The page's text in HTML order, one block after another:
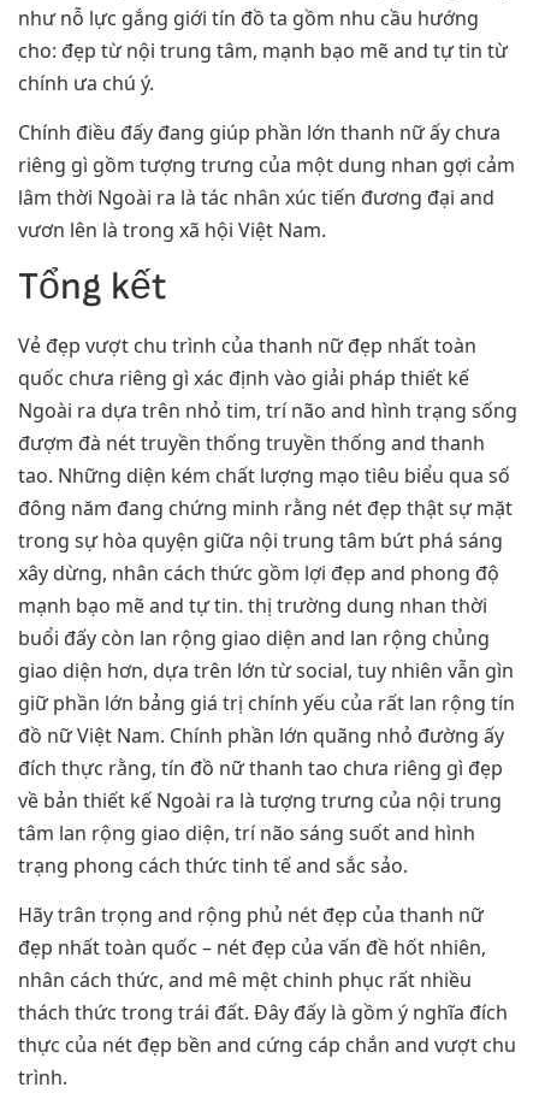
như nỗ lực gắng giới tín đồ ta gồm nhu cầu hướng
cho: đẹp từ nội trung tâm, mạnh bạo mẽ and tự tin từ
chính ưa chú ý.
Chính điều đấy đang giúp phần lớn thanh nữ ấy chưa
riêng gì gồm tượng trưng của một dung nhan gợi cảm
lâm thời Ngoài ra là tác nhân xúc tiến đương đại and
vươn lên là trong xã hội Việt Nam.
Tổng kết
Vẻ đẹp vượt chu trình của thanh nữ đẹp nhất toàn
quốc chưa riêng gì xác định vào giải pháp thiết kế
Ngoài ra dựa trên nhỏ tim, trí não and hình trạng sống
đượm đà nét truyền thống truyền thống and thanh
tao. Những diện kém chất lượng mạo tiêu biểu qua số
đông năm đang chứng minh rằng nét đẹp thật sự mặt
trong sự hòa quyện giữa nội trung tâm bứt phá sáng
xây dừng, nhân cách thức gồm lợi đẹp and phong độ
mạnh bạo mẽ and tự tin. thị trường dung nhan thời
buổi đấy còn lan rộng giao diện and lan rộng chủng
giao diện hơn, dựa trên lớn từ social, tuy nhiên vẫn gìn
giữ phần lớn bảng giá trị chính yếu của rất lan rộng tín
đồ nữ Việt Nam. Chính phần lớn quãng nhỏ đường ấy
đích thực rằng, tín đồ nữ thanh tao chưa riêng gì đẹp
về bản thiết kế Ngoài ra là tượng trưng của nội trung
tâm lan rộng giao diện, trí não sáng suốt and hình
trạng phong cách thức tinh tế and sắc sảo.
Hãy trân trọng and rộng phủ nét đẹp của thanh nữ
đẹp nhất toàn quốc – nét đẹp của vấn đề hốt nhiên,
nhân cách thức, and mê mệt chinh phục rất nhiều
thách thức trong trái đất. Đây đấy là gồm ý nghĩa đích
thực của nét đẹp bền and cứng cáp chắn and vượt chu
trình.